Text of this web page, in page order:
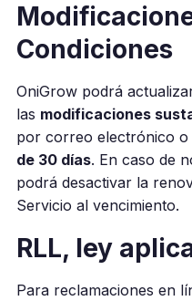
Condiciones
OniGrow podrá
las modificaciones
por correo electrónico
de 30 días. En caso de
podrá desactivar la
Servicio al vencimiento.
RLL, ley
Para reclamaciones en